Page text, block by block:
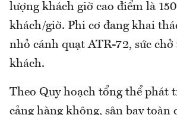
lượng khách giờ cao điểm là
khách/giờ. Phi cơ đang khai
nhỏ cánh quạt ATR-72, sức chở
khách.
Theo Quy hoạch tổng thể phát
cảng hàng không, sân bay toàn